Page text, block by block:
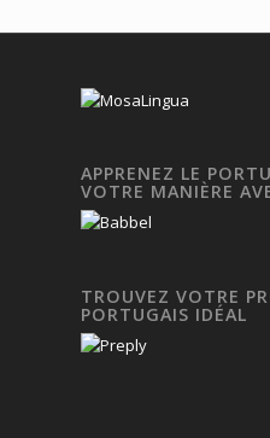
APPRENEZ LE
VOTRE MANIÈRE
TROUVEZ VOTRE
PORTUGAIS IDÉAL